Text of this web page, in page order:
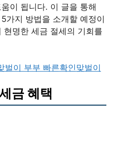
이 됩니다. 이 글을 통해
가지 방법을 소개할 예정이
현명한 세금 절세의 기회를
벌이 부부 빠른확인맞벌이
금 혜택